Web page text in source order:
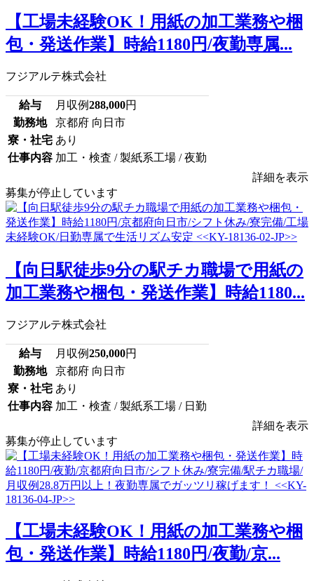
【工場未経験OK！用紙の加工業務や梱
包・発送作業】時給1180円/夜勤専属...
フジアルテ株式会社
給与 月収例288,000円
勤務地
京都府 向日市
寮・社宅 あり
仕事内容 加工・検査 / 製紙系工場 / 夜勤
詳細を表示
募集が停止しています
【向日駅徒歩9分の駅チカ職場で用紙の
加工業務や梱包・発送作業】時給1180...
フジアルテ株式会社
給与 月収例250,000円
勤務地
京都府 向日市
寮・社宅 あり
仕事内容 加工・検査 / 製紙系工場 / 日勤
詳細を表示
募集が停止しています
【工場未経験OK！用紙の加工業務や梱
包・発送作業】時給1180円/夜勤/京...